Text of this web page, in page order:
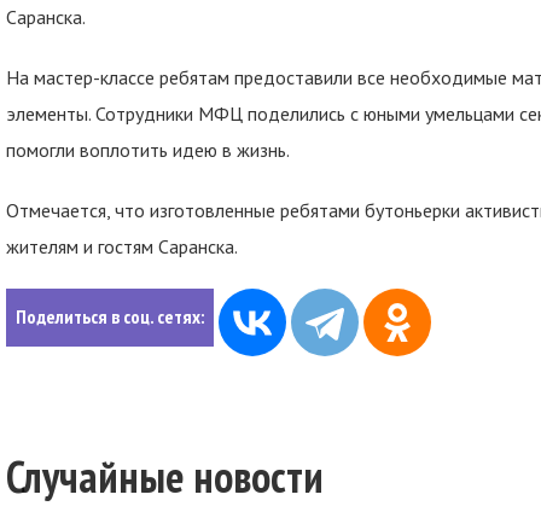
Саранска.
На мастер-классе ребятам предоставили все необходимые
элементы. Сотрудники МФЦ поделились с юными умельцами
помогли воплотить идею в жизнь.
Отмечается, что изготовленные ребятами бутоньерки
жителям и гостям Саранска.
Поделиться в соц. сетях:
Случайные новости